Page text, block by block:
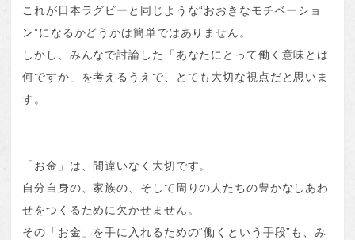
これが日本ラグビーと同じような“おおきなモチベーショ
ン”になるかどうかは簡単ではありません。
しかし、みんなで討論した「あなたにとって働く意味とは
何ですか」を考えるうえで、とても大切な視点だと思いま
す。
「お金」は、間違いなく大切です。
自分自身の、家族の、そして周りの人たちの豊かなしあわ
せをつくるために欠かせません。
その「お金」を手に入れるための“働くという手段”も、み